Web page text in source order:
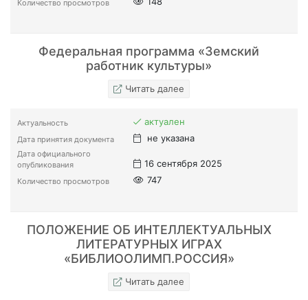
Количество просмотров
Федеральная программа «Земский
работник культуры»
Читать далее
Актуальность актуален
Дата принятия документа не указана
Дата официального
опубликования
16 сентября 2025
Количество просмотров 747
ПОЛОЖЕНИЕ ОБ ИНТЕЛЛЕКТУАЛЬНЫХ
ЛИТЕРАТУРНЫХ ИГРАХ
«БИБЛИООЛИМП.РОССИЯ»
Читать далее